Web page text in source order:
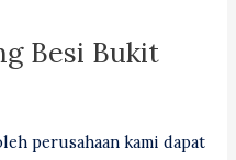
Besi Bukit
perusahaan kami dapat